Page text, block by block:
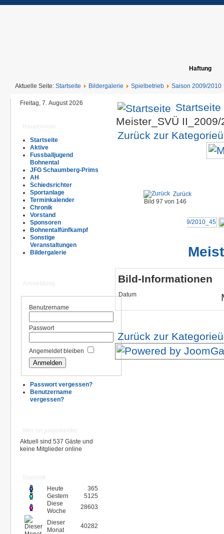
Haftung
Aktuelle Seite: Startseite Bildergalerie Spielbetrieb Saison 2009/2010
Freitag, 7. August 2026
Startseite
Aktive
Fussballjugend
Bohnental
JFG Schaumberg-Prims
AH
Schiedsrichter
Sportanlage
Terminkalender
Chronik
Vorstand
Sponsoren
Bohnentalfünfkampf
Sonstige
Veranstaltungen
Bildergalerie
Benutzername
Passwort
Angemeldet bleiben
Passwort vergessen?
Benutzername
vergessen?
Aktuell sind 537 Gäste und
keine Mitglieder online
Heute
365
Gestern
5125
Diese
Woche
28603
Dieser
Monat
40282
Startseite
Meister_SVÜ
Zurück zur
Zurück
Bild 97 von 146
Bild-Informationen
Datum
Zurück zur